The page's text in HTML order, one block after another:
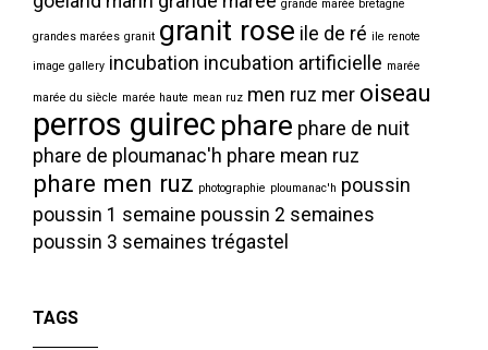
grande marée bretagne
grandes marées granit granit rose ile de ré ile renote
image gallery incubation incubation artificielle marée
marée du siècle marée haute mean ruz men ruz mer oiseau
perros guirec phare phare de nuit
phare de ploumanac'h phare mean ruz
phare men ruz photographie ploumanac'h poussin
poussin 1 semaine poussin 2 semaines
poussin 3 semaines trégastel
TAGS